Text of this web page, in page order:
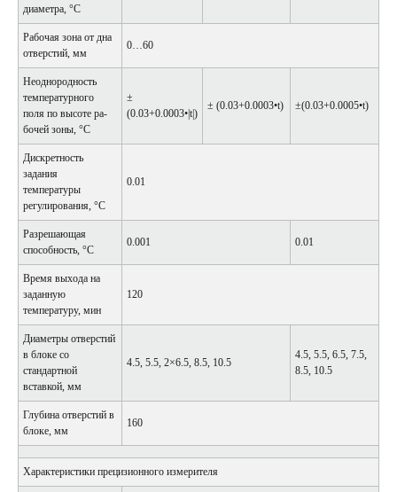
диаметра, °С
Рабочая зона от дна
отверстий, мм
0…60
Неоднородность
температурного
поля по высоте ра­
бочей зоны, °С
±
(0.03+0.0003•|t|)
± (0.03+0.0003•t) ±(0.03+0.0005•t)
Дис­крет­ность
задания
температуры
регулирования, °С
0.01
Разрешающая
способность, °С
0.001 0.01
Время выхода на
заданную
температуру, мин
120
Диаметры отверстий
в блоке со
стандартной
вставкой, мм
4.5, 5.5, 2×6.5, 8.5, 10.5
4.5, 5.5, 6.5, 7.5,
8.5, 10.5
Глубина отверстий в
блоке, мм
160
Характеристики прецизионного измерителя